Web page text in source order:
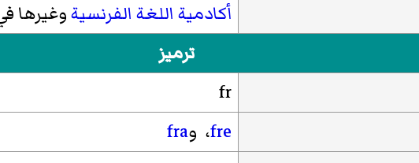
أكادمية اللغة الفرنسيةوغيرها
ترميز
fr
fre، وfra